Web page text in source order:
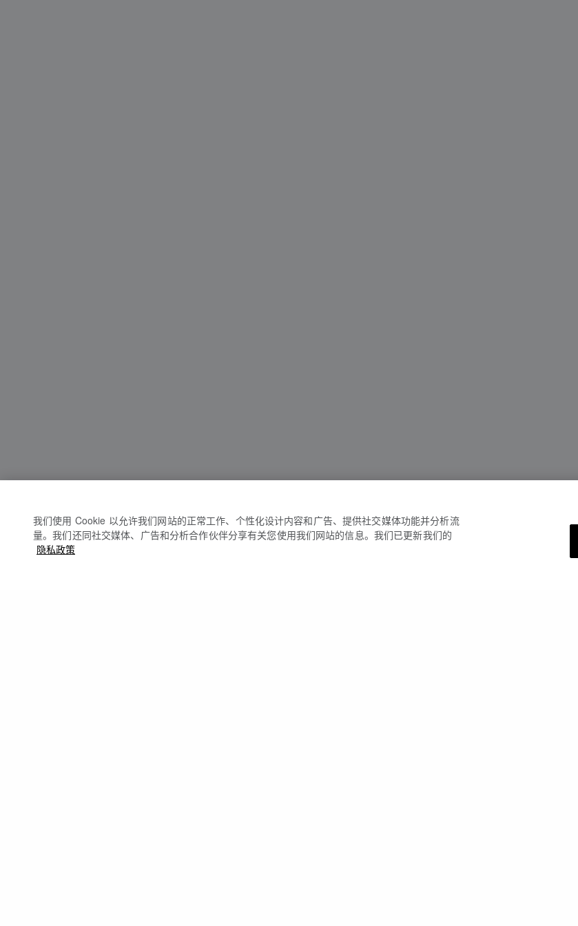
我们使用 Cookie 以允许我们网站的正常工作、个性化设计内容和广告、提供社交媒体功能并分析流
量。我们还同社交媒体、广告和分析合作伙伴分享有关您使用我们网站的信息。我们已更新我们的
隐私政策